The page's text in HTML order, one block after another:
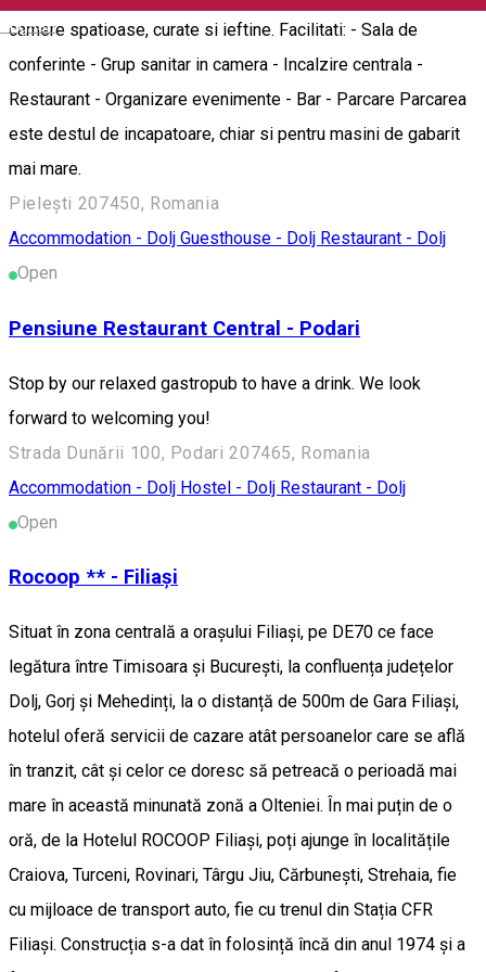
English
camere spatioase, curate si ieftine. Facilitati: - Sala de
conferinte - Grup sanitar in camera - Incalzire centrala -
Restaurant - Organizare evenimente - Bar - Parcare Parcarea
este destul de incapatoare, chiar si pentru masini de gabarit
mai mare.
Pielești 207450, Romania
Accommodation - Dolj Guesthouse - Dolj Restaurant - Dolj
Open
Pensiune Restaurant Central - Podari
Stop by our relaxed gastropub to have a drink. We look
forward to welcoming you!
Strada Dunării 100, Podari 207465, Romania
Accommodation - Dolj Hostel - Dolj Restaurant - Dolj
Open
Rocoop ** - Filiași
Situat în zona centrală a orașului Filiași, pe DE70 ce face
legătura între Timisoara și București, la confluența județelor
Dolj, Gorj și Mehedinți, la o distanță de 500m de Gara Filiași,
hotelul oferă servicii de cazare atât persoanelor care se află
în tranzit, cât și celor ce doresc să petreacă o perioadă mai
mare în această minunată zonă a Olteniei. În mai puțin de o
oră, de la Hotelul ROCOOP Filiași, poți ajunge în localitățile
Craiova, Turceni, Rovinari, Târgu Jiu, Cărbunești, Strehaia, fie
cu mijloace de transport auto, fie cu trenul din Stația CFR
Filiași. Construcția s-a dat în folosință încă din anul 1974 și a